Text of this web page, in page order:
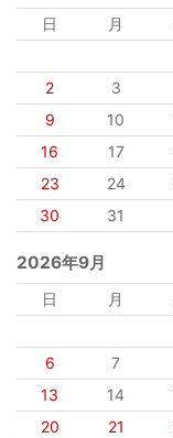
日 月
2
3
9
10
16
17
23
24
30
31
2026年9月
日 月
6
7
13
14
20
21